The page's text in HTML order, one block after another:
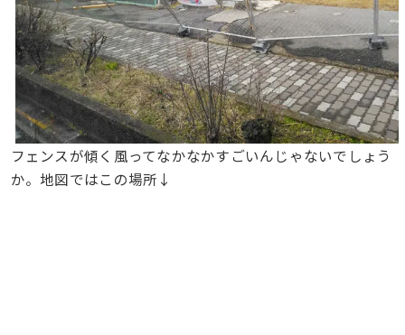
フェンスが傾く風ってなかなかすごいんじゃないでしょう
か。地図ではこの場所↓